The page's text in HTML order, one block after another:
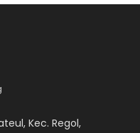
Kec. Regol,